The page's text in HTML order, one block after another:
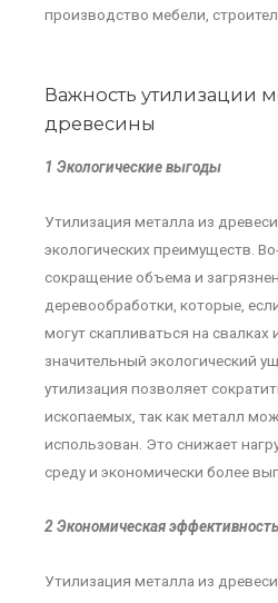
производство мебели,
Важность утилизации
древесины
1 Экологические выгоды
Утилизация металла из
экологических преимуществ.
сокращение объема и
деревообработки, которые,
могут скапливаться на свалках
значительный экологический
утилизация позволяет
ископаемых, так как металл
использован. Это снижает
среду и экономически более
2 Экономическая эффективность
Утилизация металла из